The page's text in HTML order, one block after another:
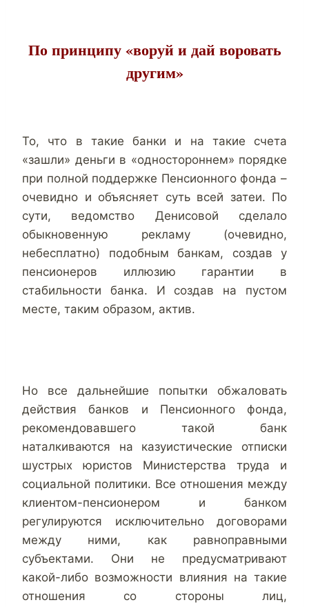
По принципу «воруй и дай воровать
другим»
То, что в такие банки и на такие счета
«зашли» деньги в «одностороннем» порядке
при полной поддержке Пенсионного фонда –
очевидно и объясняет суть всей затеи. По
сути, ведомство Денисовой сделало
обыкновенную рекламу (очевидно,
небесплатно) подобным банкам, создав у
пенсионеров иллюзию гарантии в
стабильности банка. И создав на пустом
месте, таким образом, актив.
Но все дальнейшие попытки обжаловать
действия банков и Пенсионного фонда,
рекомендовавшего такой банк
наталкиваются на казуистические отписки
шустрых юристов Министерства труда и
социальной политики. Все отношения между
клиентом-пенсионером и банком
регулируются исключительно договорами
между ними, как равноправными
субъектами. Они не предусматривают
какой-либо возможности влияния на такие
отношения со стороны лиц,